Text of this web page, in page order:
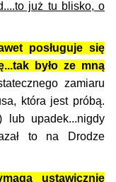
już tu blisko, o
posługuje się
było ze mną
zamiaru
która jest próbą.
lub upadek...nigdy
to na Drodze
ustawicznie